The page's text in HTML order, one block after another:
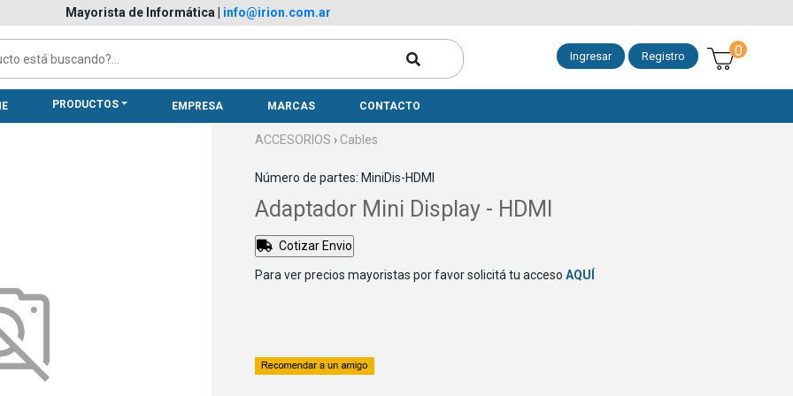
Mayorista de Informática info@irion.com.ar
0
Ingresar Registro
PRODUCTOS EMPRESA MARCAS CONTACTO
ACCESORIOS › Cables
Número de partes: MiniDis-HDMI
Adaptador Mini Display - HDMI
Cotizar Envio
Para ver precios mayoristas por favor solicitá tu acceso AQUÍ